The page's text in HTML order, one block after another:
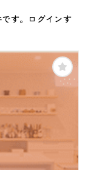
す。ログインす